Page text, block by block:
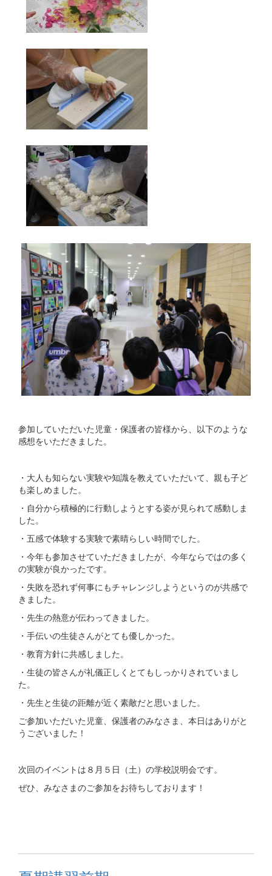
参加していただいた児童・保護者の皆様から、以下のような
感想をいただきました。
・大人も知らない実験や知識を教えていただいて、親も子ど
も楽しめました。
・自分から積極的に行動しようとする姿が見られて感動しま
した。
・五感で体験する実験で素晴らしい時間でした。
・今年も参加させていただきましたが、今年ならではの多く
の実験が良かったです。
・失敗を恐れず何事にもチャレンジしようというのが共感で
きました。
・先生の熱意が伝わってきました。
・手伝いの生徒さんがとても優しかった。
・教育方針に共感しました。
・生徒の皆さんが礼儀正しくとてもしっかりされていまし
た。
・先生と生徒の距離が近く素敵だと思いました。
ご参加いただいた児童、保護者のみなさま、本日はありがと
うございました！
次回のイベントは８月５日（土）の学校説明会です。
ぜひ、みなさまのご参加をお待ちしております！